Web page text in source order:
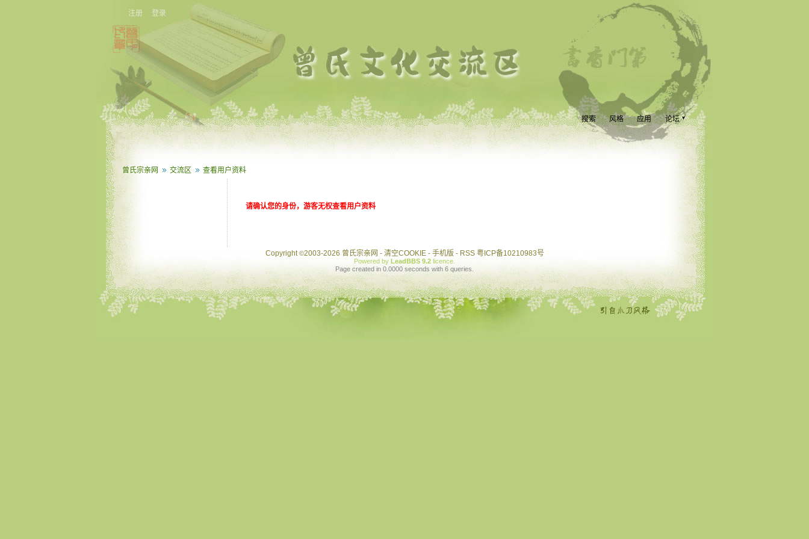
注册 登录
论坛
应用
风格
搜索
曾氏宗亲网 交流区 查看用户资料
请确认您的身份，游客无权查看用户资料
Copyright©2003-2026 曾氏宗亲网 - 清空COOKIE- 手机版 - RSS粤ICP备10210983号
Powered by LeadBBS 9.2 licence
Page created in 0.0000 seconds with 6 queries.